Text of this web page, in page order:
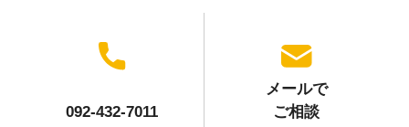
092-432-7011
メールで
ご相談